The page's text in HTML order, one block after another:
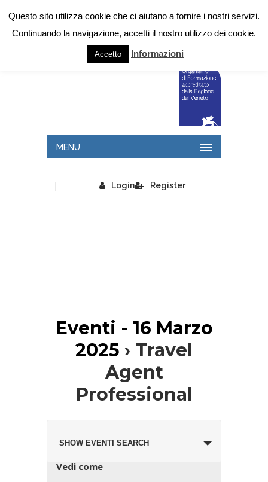
MENU
Login
| Register
Eventi - 16 Marzo
2025 › Travel
Agent
Professional
and
Views
SHOW EVENTI SEARCH
Views
Vedi come
Questo sito utilizza cookie che ci aiutano a fornire i nostri servizi.
Continuando la navigazione, accetti il nostro utilizzo dei cookie.
Accetto Informazioni